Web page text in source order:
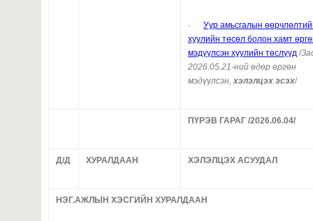
· Уур амьсгалын
хуулийн төсөл болон хамт
мэдүүлсэн хуулийн төслүүд /
2026.05.21-ний өдөр өргөн
мэдүүлсэн, хэлэлцэх эсэх/
ПҮРЭВ ГАРАГ /2026.06.04/
Д/Д ХУРАЛДААН ХЭЛЭЛЦЭХ АСУУДАЛ
НЭГ.АЖЛЫН ХЭСГИЙН ХУРАЛДААН